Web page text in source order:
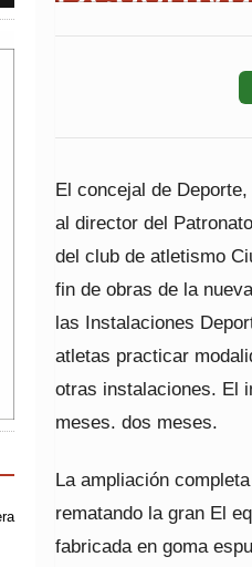
El concejal de
al director del
del club de atletismo
fin de obras de la
las Instalaciones
atletas practicar
otras instalaciones. El
meses. dos meses.
La ampliación
rematando la gran El
fabricada en goma